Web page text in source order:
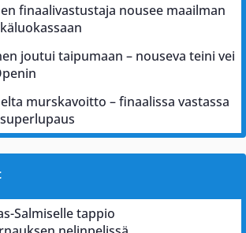
finaalivastustaja nousee maailman
joutui taipumaan – nouseva teini vei
murskavoitto – finaalissa vastassa
Salmiselle tappio